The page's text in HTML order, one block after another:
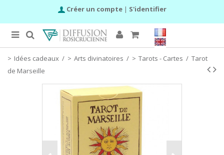
Créer un compte | S'identifier
Idées cadeaux / Arts divinatoires / Tarots - Cartes / Tarot
de Marseille